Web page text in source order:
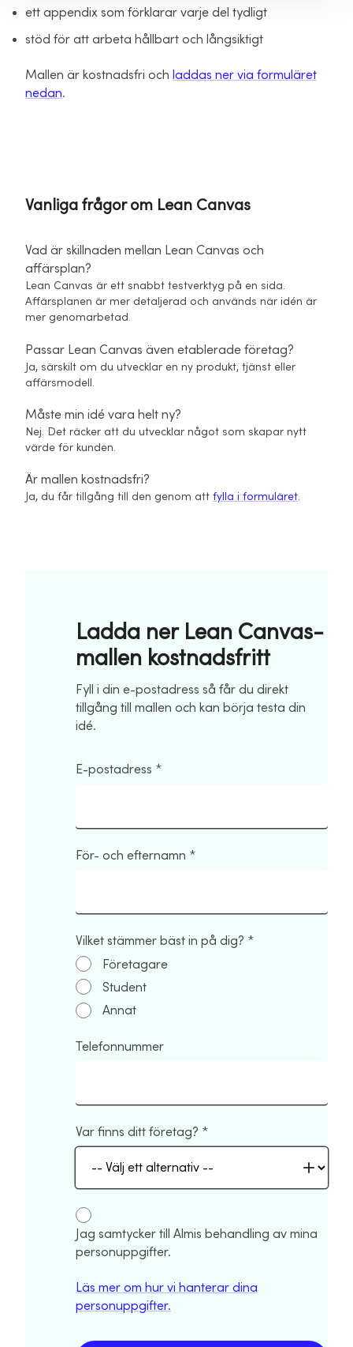
ett appendix som förklarar varje del tydligt
stöd för att arbeta hållbart och långsiktigt
Mallen är kostnadsfri och laddas ner via formuläret
nedan.
Vanliga frågor om Lean Canvas
Vad är skillnaden mellan Lean Canvas och
affärsplan?
Lean Canvas är ett snabbt testverktyg på en sida.
Affärsplanen är mer detaljerad och används när idén är
mer genomarbetad.
Passar Lean Canvas även etablerade företag?
Ja, särskilt om du utvecklar en ny produkt, tjänst eller
affärsmodell.
Måste min idé vara helt ny?
Nej. Det räcker att du utvecklar något som skapar nytt
värde för kunden.
Är mallen kostnadsfri?
Ja, du får tillgång till den genom att fylla i formuläret.
Ladda ner Lean Canvas-
mallen kostnadsfritt
Fyll i din e-postadress så får du direkt
tillgång till mallen och kan börja testa din
idé.
E-postadress
För- och efternamn
Vilket stämmer bäst in på dig?
Företagare
Student
Annat
Telefonnummer
Var finns ditt företag?
Jag samtycker till Almis behandling av mina
personuppgifter.
Läs mer om hur vi hanterar dina
personuppgifter.